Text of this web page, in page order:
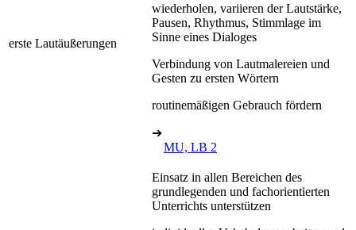
erste Lautäußerungen
wiederholen, variieren der Lautstärke,
Pausen, Rhythmus, Stimmlage im
Sinne eines Dialoges
Verbindung von Lautmalereien und
Gesten zu ersten Wörtern
routinemäßigen Gebrauch fördern
➔
MU, LB 2
Einsatz in allen Bereichen des
grundlegenden und fachorientierten
Unterrichts unterstützen